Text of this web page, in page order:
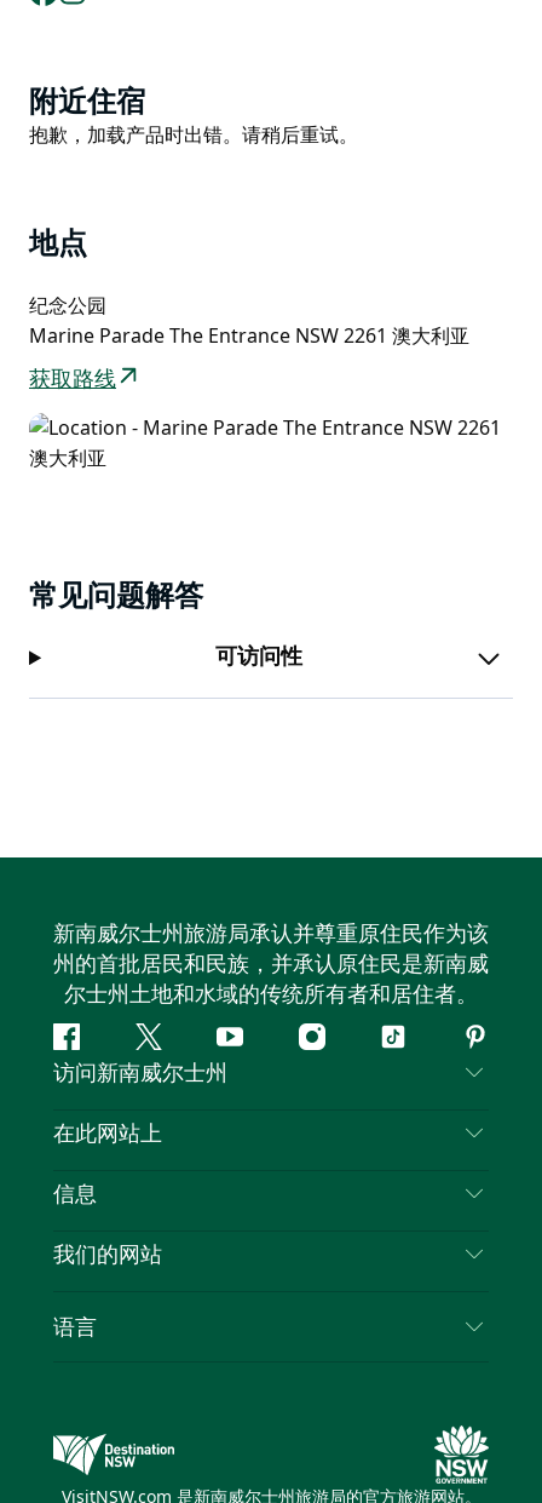
Product
List
附近住宿
Product
抱歉，加载产品时出错。请稍后重试。
地点
纪念公园
Marine Parade The Entrance NSW 2261 澳大利亚
获取路线
常见问题解答
可访问性
新南威尔士州旅游局承认并尊重原住民作为该
州的首批居民和民族，并承认原住民是新南威
尔士州土地和水域的传统所有者和居住者。
Facebook叽
叽
喳
YouTubeInstagram
抖
访问新南威尔士州
联系我们
隐私
Cookie 通知
在此网站上
目的地
新南威尔士州公路旅行
活动
信息
旅行信息
新南威尔士州的商业
我们的网站
新南威尔士州旅游局媒体中心
缤纷悉尼灯光音乐节
语言
VisitNSW.com 是新南威尔士州旅游局的官方旅游网站。